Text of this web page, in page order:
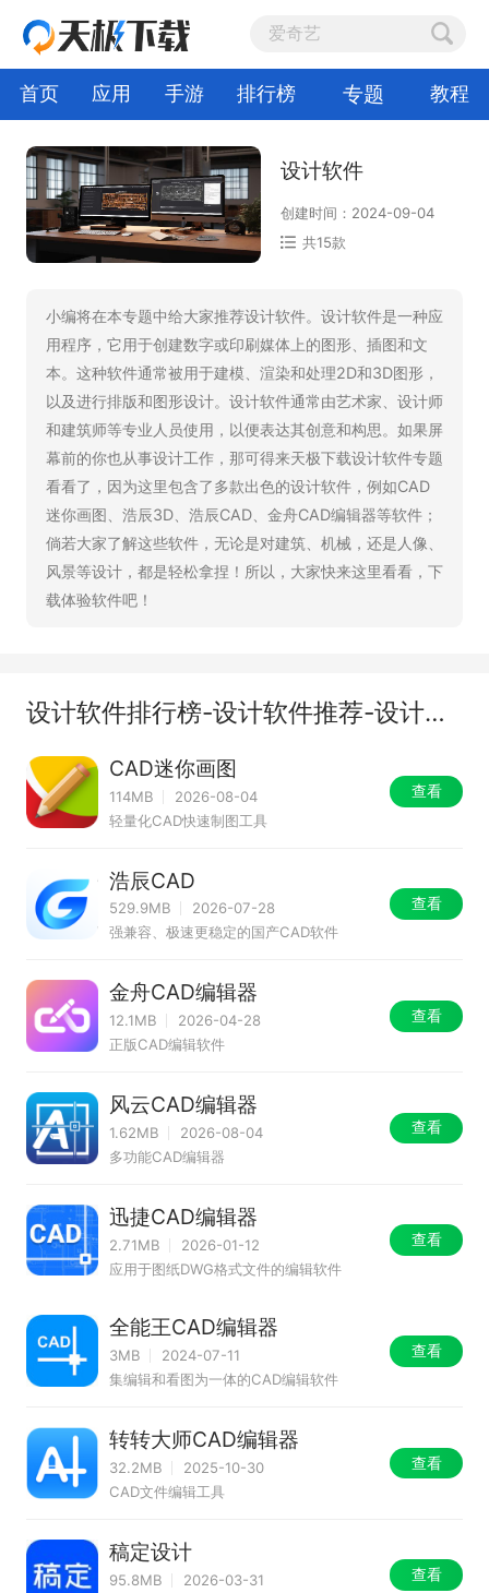
首页 应用 手游 排行榜 专题 教程
设计软件
创建时间：2024-09-04
共15款
小编将在本专题中给大家推荐设计软件。设计软件是一种应
用程序，它用于创建数字或印刷媒体上的图形、插图和文
本。这种软件通常被用于建模、渲染和处理2D和3D图形，
以及进行排版和图形设计。设计软件通常由艺术家、设计师
和建筑师等专业人员使用，以便表达其创意和构思。如果屏
幕前的你也从事设计工作，那可得来天极下载设计软件专题
看看了，因为这里包含了多款出色的设计软件，例如CAD
迷你画图、浩辰3D、浩辰CAD、金舟CAD编辑器等软件；
倘若大家了解这些软件，无论是对建筑、机械，还是人像、
风景等设计，都是轻松拿捏！所以，大家快来这里看看，下
载体验软件吧！
设计软件排行榜-设计软件推荐-设计软件有哪些
CAD迷你画图
114MB
2026-08-04
轻量化CAD快速制图工具
查看
浩辰CAD
529.9MB
2026-07-28
强兼容、极速更稳定的国产CAD软件
查看
金舟CAD编辑器
12.1MB
2026-04-28
正版CAD编辑软件
查看
风云CAD编辑器
1.62MB
2026-08-04
多功能CAD编辑器
查看
迅捷CAD编辑器
2.71MB
2026-01-12
应用于图纸DWG格式文件的编辑软件
查看
全能王CAD编辑器
3MB
2024-07-11
集编辑和看图为一体的CAD编辑软件
查看
转转大师CAD编辑器
32.2MB
2025-10-30
CAD文件编辑工具
查看
稿定设计
95.8MB
2026-03-31
查看